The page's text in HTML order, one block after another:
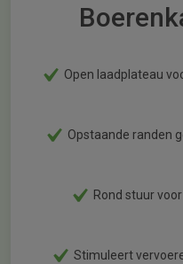
Open laadplateau
Opstaande randen
Rond stuur
Stimuleert